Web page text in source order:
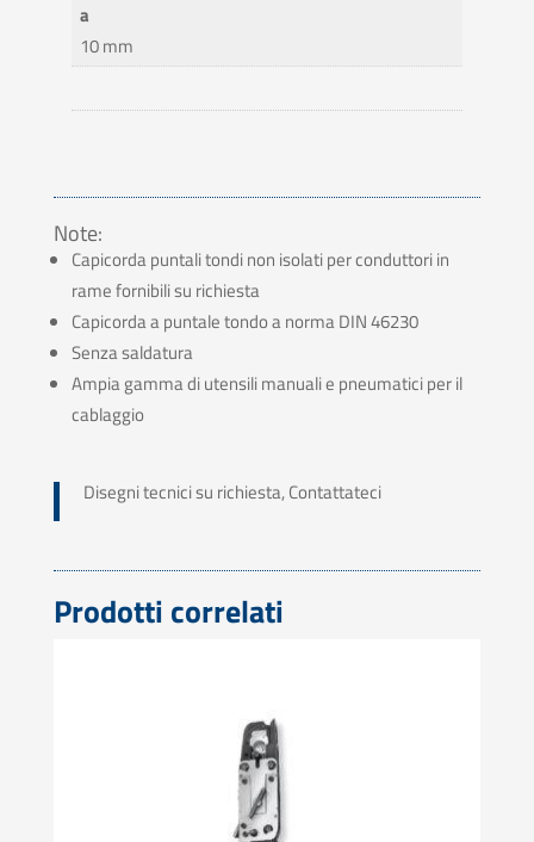
a
10 mm
Note:
Capicorda puntali tondi non isolati per conduttori in
rame fornibili su richiesta
Capicorda a puntale tondo a norma DIN 46230
Senza saldatura
Ampia gamma di utensili manuali e pneumatici per il
cablaggio
Disegni tecnici su richiesta, Contattateci
Prodotti correlati